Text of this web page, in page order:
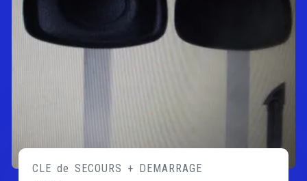
CLE de SECOURS + DEMARRAGE